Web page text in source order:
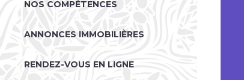
NOS COMPÉTENCES
ANNONCES IMMOBILIÈRES
RENDEZ-VOUS EN LIGNE
Ê